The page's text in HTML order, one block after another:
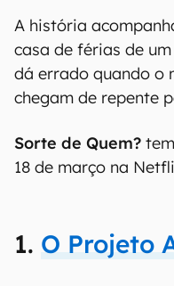
A história
casa de férias de
dá errado quando o
chegam de repente
Sorte de Quem?
18 de março na
1. O Projeto